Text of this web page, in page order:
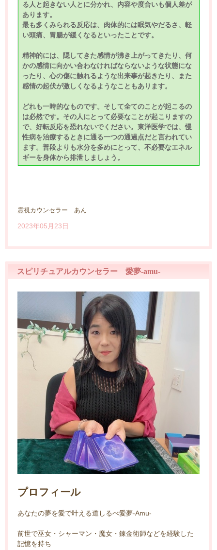
る人と起きない人とに分かれ、内容や度合いも個人差が
あります。
最も多くみられる反応は、肉体的には眠気やだるさ、軽
い頭痛、胃腸が緩くなるといったことです。
精神的には、隠してきた感情が沸き上がってきたり、何
かの感情に向かい合わなければならないような状態にな
ったり、心の傷に触れるような出来事が起きたり、また
感情の起伏が激しくなるようなこともあります。
どれも一時的なものです。そして全てのことが起こるの
は必然です。その人にとって必要なことが起こりますの
で、好転反応を恐れないでください。東洋医学では、慢
性病を治療するときに通る一つの通過点だと言われてい
ます。普段よりも水分を多めにとって、不必要なエネル
ギーを身体から排泄しましょう。
霊視カウンセラー あん
2023年05月23日
スピリチュアルカウンセラー 愛夢-amu-
プロフィール
あなたの夢を愛で叶える道しるべ愛夢-Amu-
前世で巫女・シャーマン・魔女・錬金術師などを経験した
記憶を持ち